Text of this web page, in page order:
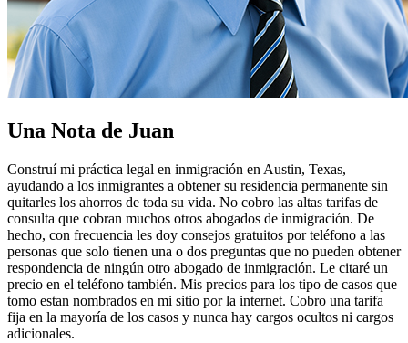
Una Nota de Juan
Construí mi práctica legal en inmigración en Austin, Texas,
ayudando a los inmigrantes a obtener su residencia permanente sin
quitarles los ahorros de toda su vida. No cobro las altas tarifas de
consulta que cobran muchos otros abogados de inmigración. De
hecho, con frecuencia les doy consejos gratuitos por teléfono a las
personas que solo tienen una o dos preguntas que no pueden obtener
respondencia de ningún otro abogado de inmigración. Le citaré un
precio en el teléfono también. Mis precios para los tipo de casos que
tomo estan nombrados en mi sitio por la internet. Cobro una tarifa
fija en la mayoría de los casos y nunca hay cargos ocultos ni cargos
adicionales.